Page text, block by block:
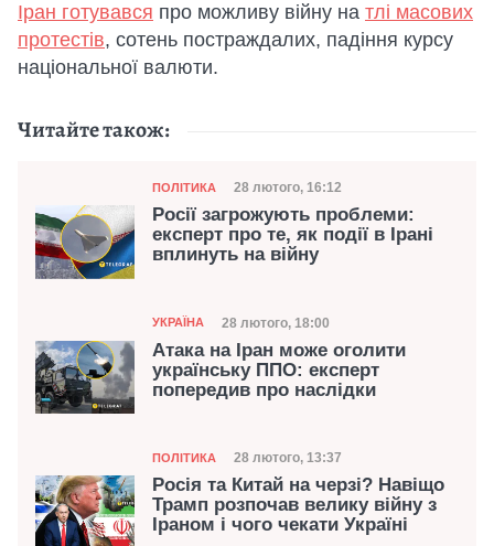
Іран готувався про можливу війну на тлі масових
протестів, сотень постраждалих, падіння курсу
національної валюти.
Читайте також:
Категорія
ПОЛІТИКА Дата публікації
28 лютого, 16:12
Росії загрожують проблеми:
експерт про те, як події в Ірані
вплинуть на війну
Категорія
УКРАЇНА Дата публікації
28 лютого, 18:00
Атака на Іран може оголити
українську ППО: експерт
попередив про наслідки
Категорія
ПОЛІТИКА Дата публікації
28 лютого, 13:37
Росія та Китай на черзі? Навіщо
Трамп розпочав велику війну з
Іраном і чого чекати Україні